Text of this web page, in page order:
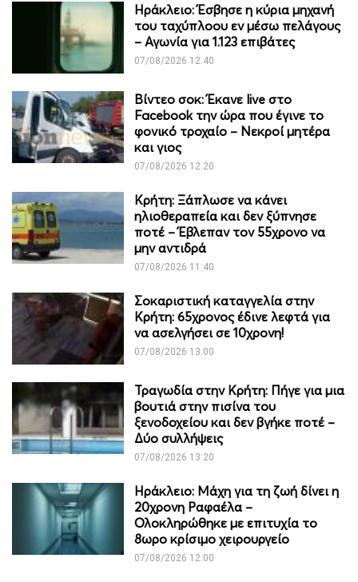
Ηράκλειο: Έσβησε η κύρια μηχανή
του ταχύπλοου εν μέσω πελάγους
– Αγωνία για 1.123 επιβάτες
07/08/2026 12:40
Βίντεο σοκ: Έκανε live στο
Facebook την ώρα που έγινε το
φονικό τροχαίο – Νεκροί μητέρα
και γιος
07/08/2026 12:20
Κρήτη: Ξάπλωσε να κάνει
ηλιοθεραπεία και δεν ξύπνησε
ποτέ – Έβλεπαν τον 55χρονο να
μην αντιδρά
07/08/2026 11:40
Σοκαριστική καταγγελία στην
Κρήτη: 65χρονος έδινε λεφτά για
να ασελγήσει σε 10χρονη!
07/08/2026 13:00
Τραγωδία στην Κρήτη: Πήγε για μια
βουτιά στην πισίνα του
ξενοδοχείου και δεν βγήκε ποτέ –
Δύο συλλήψεις
07/08/2026 13:20
Ηράκλειο: Μάχη για τη ζωή δίνει η
20χρονη Ραφαέλα –
Ολοκληρώθηκε με επιτυχία το
8ωρο κρίσιμο χειρουργείο
07/08/2026 12:00